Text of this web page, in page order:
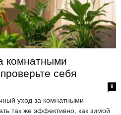
комнатными
себя
0
уход за комнатными
так же эффективно, как зимой